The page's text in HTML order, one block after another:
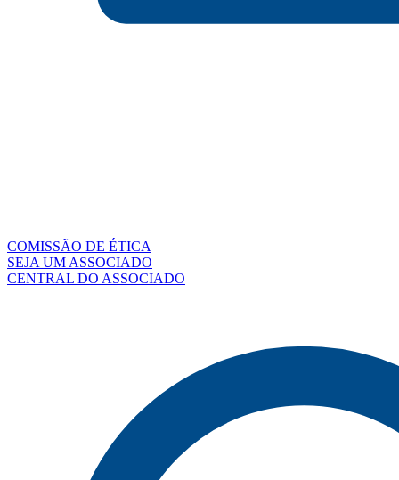
COMISSÃO DE ÉTICA
SEJA UM ASSOCIADO
CENTRAL DO ASSOCIADO